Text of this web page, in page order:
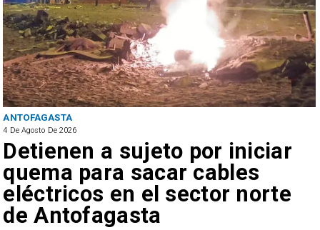
ANTOFAGASTA
4 De Agosto De 2026
Detienen a sujeto por iniciar
quema para sacar cables
eléctricos en el sector norte
de Antofagasta